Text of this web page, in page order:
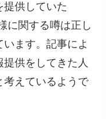
提供していた
に関する噂は正し
ます。記事によ
供をしてきた人
考えているようで